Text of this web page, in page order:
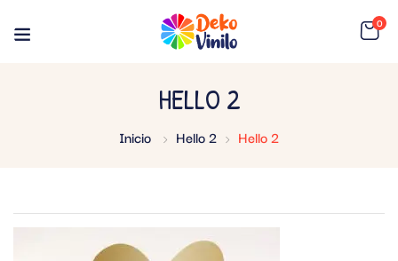
0
HELLO 2
Inicio Hello 2 Hello 2